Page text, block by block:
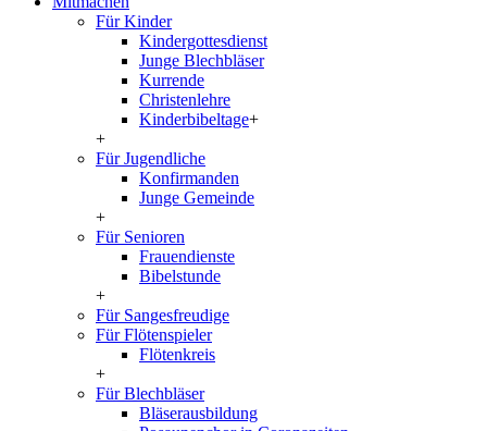
Für Kinder
Kindergottesdienst
Junge Blechbläser
Kurrende
Christenlehre
Kinderbibeltage+
+
Für Jugendliche
Konfirmanden
Junge Gemeinde
+
Für Senioren
Frauendienste
Bibelstunde
+
Für Sangesfreudige
Für Flötenspieler
Flötenkreis
+
Für Blechbläser
Bläserausbildung